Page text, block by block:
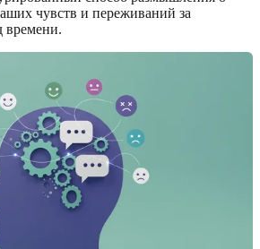
чувств и переживаний за
времени.